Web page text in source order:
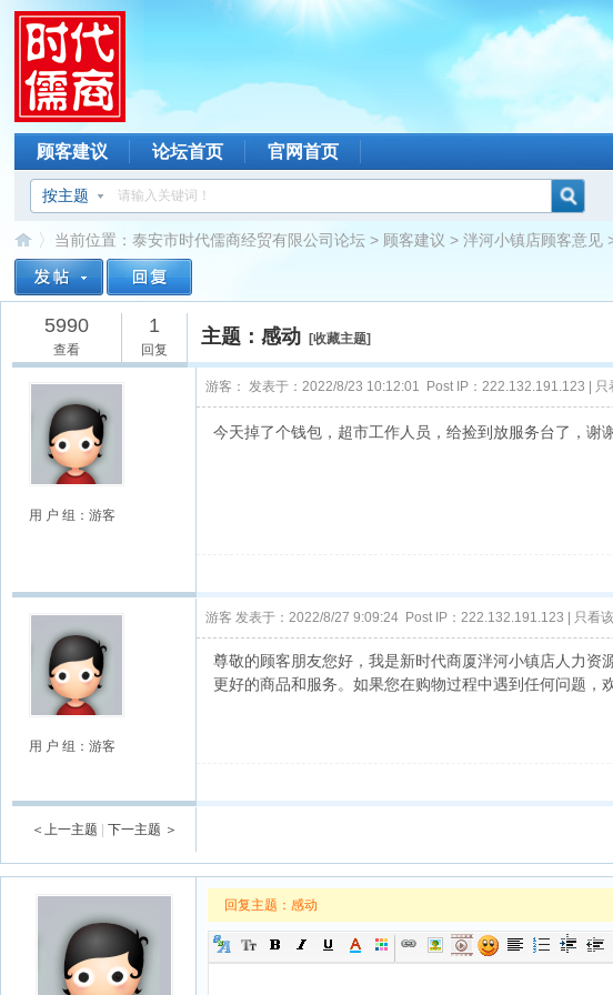
顾客建议 论坛首页 官网首页
按主题
当前位置：泰安市时代儒商经贸有限公司论坛 > 顾客建议 >泮河小镇店顾客意见
5990
查看
1
回复
主题：感动 [收藏主题]
用 户 组：游客
游客： 发表于：2022/8/23 10:12:01 Post IP：222.132.191.123 | 只
今天掉了个钱包，超市工作人员，给捡到放服务台了，谢
用 户 组：游客
游客 发表于：2022/8/27 9:09:24 Post IP：222.132.191.123 | 只看
尊敬的顾客朋友您好，我是新时代商厦泮河小镇店人力
更好的商品和服务。如果您在购物过程中遇到任何问题
＜上一主题 下一主题 ＞
回复主题： 感动